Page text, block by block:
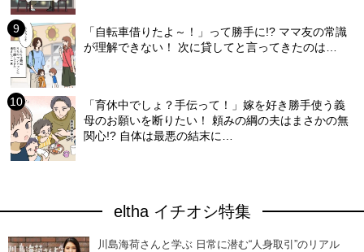
「自転車借りたよ～！」って勝手に!? ママ友の常識
が理解できない！ 次に貸してと言ってきたのは…
「育休中でしょ？手伝って！」嫁を好き勝手使う義
母のお願いを断りたい！ 頼みの綱の夫はまさかの無
関心!? 自体は最悪の結末に…
eltha イチオシ特集
川島海荷さんと学ぶ 日常に潜む“人身取引”のリアル